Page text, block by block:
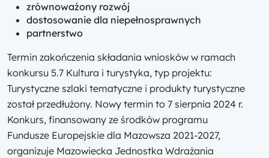
zrównoważony rozwój
dostosowanie dla niepełnosprawnych
partnerstwo
Termin zakończenia składania wniosków w ramach
konkursu 5.7 Kultura i turystyka, typ projektu:
Turystyczne szlaki tematyczne i produkty turystyczne
został przedłużony. Nowy termin to 7 sierpnia 2024 r.
Konkurs, finansowany ze środków programu
Fundusze Europejskie dla Mazowsza 2021-2027,
organizuje Mazowiecka Jednostka Wdrażania